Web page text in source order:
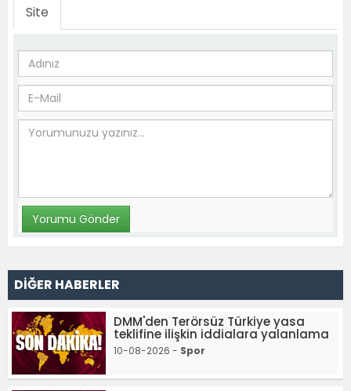
Site
DİĞER HABERLER
DMM'den Terörsüz Türkiye yasa
teklifine ilişkin iddialara yalanlama
10-08-2026 - Spor